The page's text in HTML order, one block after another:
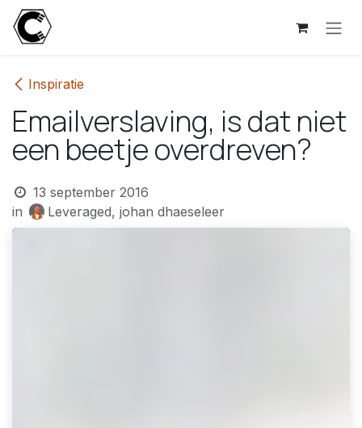
Overslaan naar inhoud
Inspiratie
Emailverslaving, is dat niet
een beetje overdreven?
13 september 2016
in
Leveraged, johan dhaeseleer